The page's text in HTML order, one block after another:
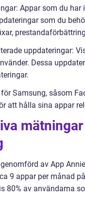
Appar som du
som du
uppdateringar:
Dessa
Samsung, såsom
att hålla sina appar
av App
9 appar per månad
80% av användarna